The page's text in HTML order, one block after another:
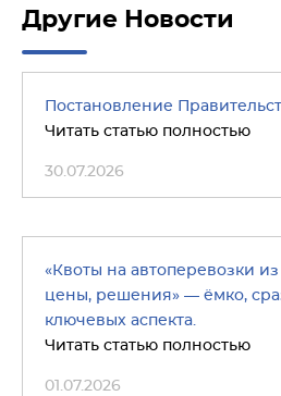
Другие Новости
Постановление
Читать статью полностью
30.07.2026
«Квоты на автоперевозки
цены, решения» — ёмко,
ключевых аспекта.
Читать статью полностью
01.07.2026